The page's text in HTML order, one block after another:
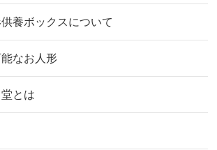
亡き両親が孫（私の子供）の初節
がとうね
養祭令和6年8月1日(木)
養祭令和6年6月21日(金)
養祭令和6年3月22日(金)
養ボックスについて
なお人形
とは